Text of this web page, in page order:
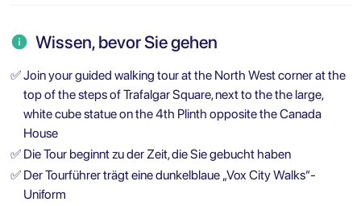
Wissen, bevor Sie gehen
✅Join your guided walking tour at the North West corner at the
top of the steps of Trafalgar Square, next to the the large,
white cube statue on the 4th Plinth opposite the Canada
House
✅ Die Tour beginnt zu der Zeit, die Sie gebucht haben
✅ Der Tourführer trägt eine dunkelblaue „Vox City Walks“-
Uniform